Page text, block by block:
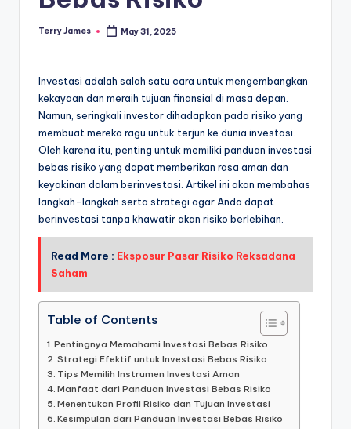
Posted
Terry James May 31, 2025
Investasi adalah salah satu cara untuk mengembangkan
kekayaan dan meraih tujuan finansial di masa depan.
Namun, seringkali investor dihadapkan pada risiko yang
membuat mereka ragu untuk terjun ke dunia investasi.
Oleh karena itu, penting untuk memiliki panduan investasi
bebas risiko yang dapat memberikan rasa aman dan
keyakinan dalam berinvestasi. Artikel ini akan membahas
langkah-langkah serta strategi agar Anda dapat
berinvestasi tanpa khawatir akan risiko berlebihan.
Read More : Eksposur Pasar Risiko Reksadana
Saham
Table of Contents
Pentingnya Memahami Investasi Bebas Risiko
Strategi Efektif untuk Investasi Bebas Risiko
Tips Memilih Instrumen Investasi Aman
Manfaat dari Panduan Investasi Bebas Risiko
Menentukan Profil Risiko dan Tujuan Investasi
Kesimpulan dari Panduan Investasi Bebas Risiko